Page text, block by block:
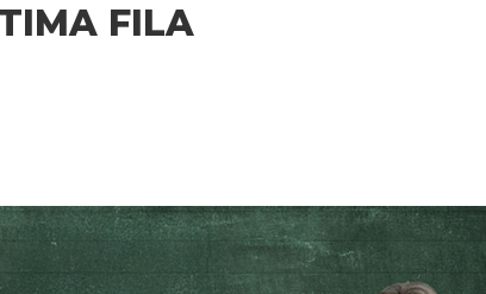
FILA